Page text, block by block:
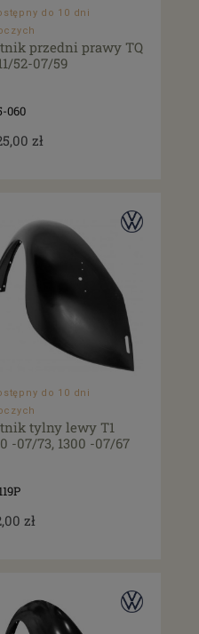
do 10 dni
przedni prawy TQ
52-07/59
060
zł
do 10 dni
tylny lewy T1
-07/73, 1300 -07/67
zł